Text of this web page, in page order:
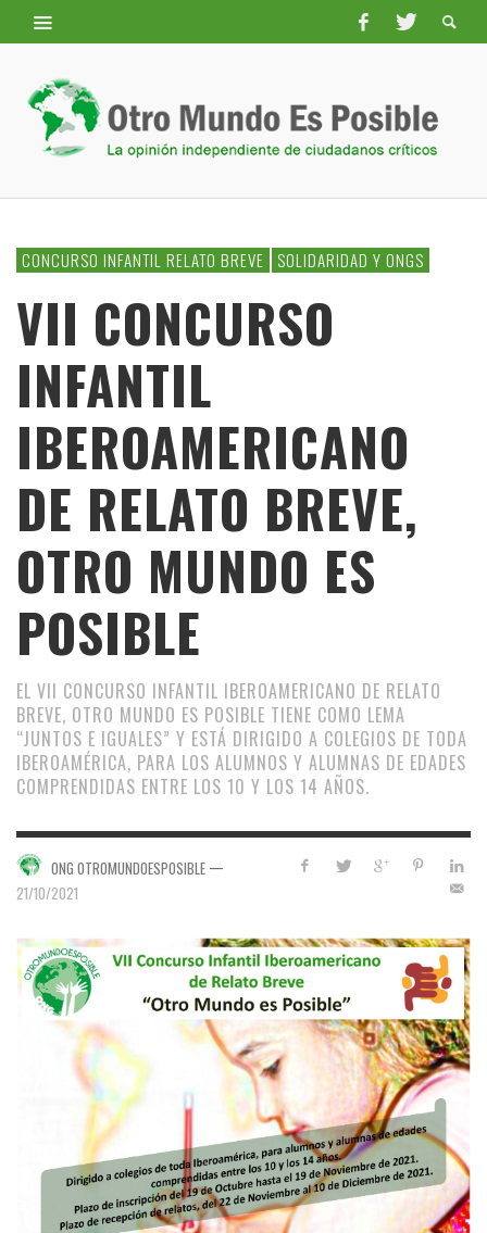
CONCURSO INFANTIL RELATO BREVE SOLIDARIDAD Y ONGS
VII CONCURSO
INFANTIL
IBEROAMERICANO
DE RELATO BREVE,
OTRO MUNDO ES
POSIBLE
EL VII CONCURSO INFANTIL IBEROAMERICANO DE RELATO
BREVE, OTRO MUNDO ES POSIBLE TIENE COMO LEMA
“JUNTOS E IGUALES” Y ESTÁ DIRIGIDO A COLEGIOS DE TODA
IBEROAMÉRICA, PARA LOS ALUMNOS Y ALUMNAS DE EDADES
COMPRENDIDAS ENTRE LOS 10 Y LOS 14 AÑOS.
ONG OTROMUNDOESPOSIBLE —
21/10/2021